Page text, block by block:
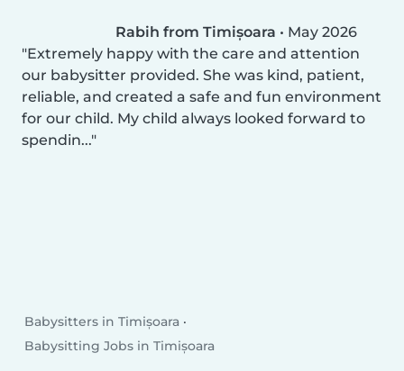
Rabih from Timișoara • May 2026
Extremely happy with the care and attention
our babysitter provided. She was kind, patient,
reliable, and created a safe and fun environment
for our child. My child always looked forward to
spendin...
Babysitters in Timișoara
Babysitting Jobs in Timișoara